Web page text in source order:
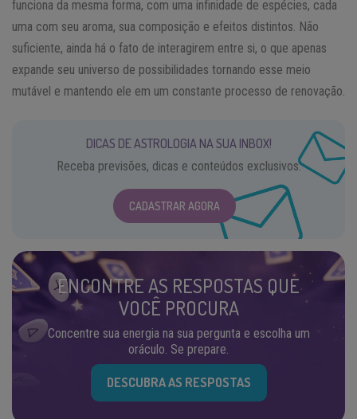
funciona da mesma forma, com uma infinidade de espécies, cada
uma com seu aroma, sua composição e efeitos distintos. Não
suficiente, ainda há o fato de interagirem entre si, o que apenas
expande seu universo de possibilidades tornando esse meio
mutável e mantendo ele em um constante processo de renovação.
DICAS DE ASTROLOGIA NA SUA INBOX!
Receba previsões, dicas e conteúdos exclusivos.
CADASTRAR AGORA
ENCONTRE AS RESPOSTAS QUE
VOCÊ PROCURA
Concentre sua energia na sua pergunta e escolha um
oráculo. Se prepare.
DESCUBRA AS RESPOSTAS